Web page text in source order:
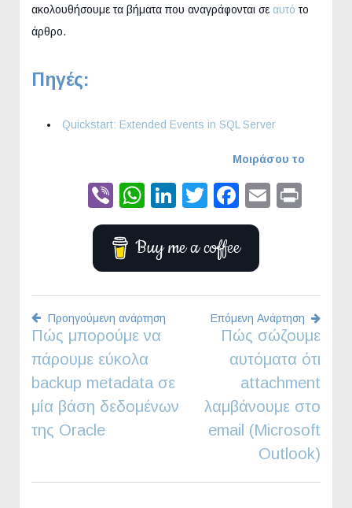
ακολουθήσουμε τα βήματα που αναγράφονται σε αυτό το
άρθρο.
Πηγές:
Quickstart: Extended Events in SQL Server
Μοιράσου το
ViberWhatsApp
LinkedIn
TwitterEmail
Buy me a coffee
Πλοήγηση
άρθρων
Προηγούμενη ανάρτηση
Πώς μπορούμε να
πάρουμε εύκολα
backup metadata σε
μία βάση δεδομένων
της Oracle
Επόμενη Ανάρτηση
Πώς σώζουμε
αυτόματα ότι
attachment
λαμβάνουμε στο
email (Microsoft
Outlook)